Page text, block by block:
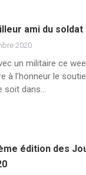
ami du soldat
2020
un militaire ce
à l’honneur le
soit dans…
édition des